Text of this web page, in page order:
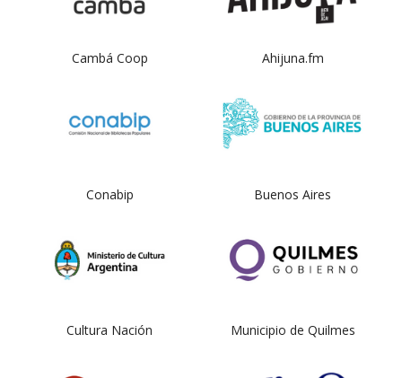
Cambá Coop Ahijuna.fm
Conabip Buenos Aires
Cultura Nación Municipio de Quilmes